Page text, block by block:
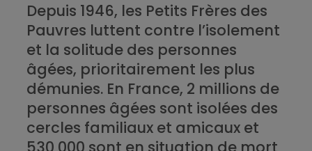
Depuis 1946, les Petits Frères des
Pauvres luttent contre l’isolement
et la solitude des personnes
âgées, prioritairement les plus
démunies. En France, 2 millions de
personnes âgées sont isolées des
cercles familiaux et amicaux et